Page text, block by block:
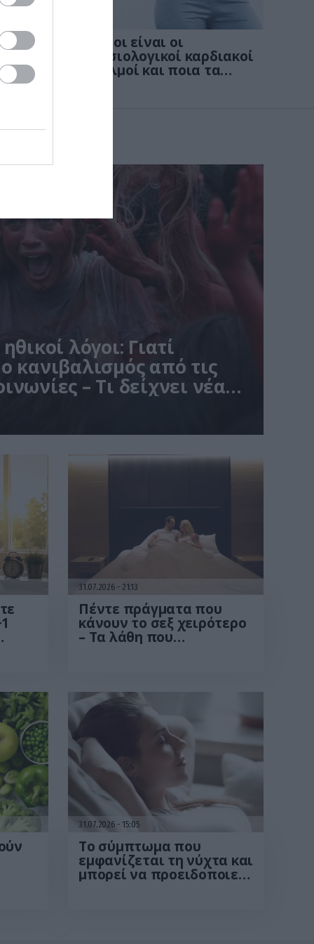
Οι
Ποιοι είναι οι
φυσιολογικοί καρδιακοί
παλμοί και ποια τα
λόγοι: Γιατί
κανιβαλισμός από τις
– Τι δείχνει νέα
31.07.2026 21:13
Πέντε πράγματα που
κάνουν το σεξ χειρότερο
– Τα λάθη που
31.07.2026 15:05
Το σύμπτωμα που
εμφανίζεται τη νύχτα και
μπορεί να προειδοποιεί